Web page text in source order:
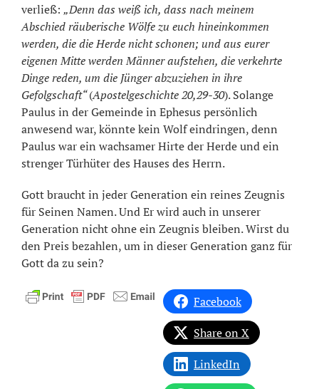
verließ: „Denn das weiß ich, dass nach meinem
Abschied räuberische Wölfe zu euch hineinkommen
werden, die die Herde nicht schonen; und aus eurer
eigenen Mitte werden Männer aufstehen, die verkehrte
Dinge reden, um die Jünger abzuziehen in ihre
Gefolgschaft“(Apostelgeschichte 20,29-30). Solange
Paulus in der Gemeinde in Ephesus persönlich
anwesend war, könnte kein Wolf eindringen, denn
Paulus war ein wachsamer Hirte der Herde und ein
strenger Türhüter des Hauses des Herrn.
Gott braucht in jeder Generation ein reines Zeugnis
für Seinen Namen. Und Er wird auch in unserer
Generation nicht ohne ein Zeugnis bleiben. Wirst du
den Preis bezahlen, um in dieser Generation ganz für
Gott da zu sein?
Facebook
Share on X
LinkedIn